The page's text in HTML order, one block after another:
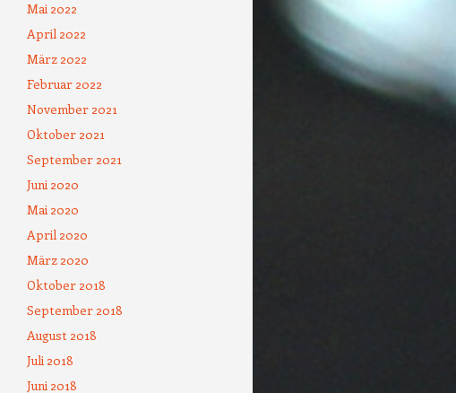
Mai 2022
April 2022
März 2022
Februar 2022
November 2021
Oktober 2021
September 2021
Juni 2020
Mai 2020
April 2020
März 2020
Oktober 2018
September 2018
August 2018
Juli 2018
Juni 2018